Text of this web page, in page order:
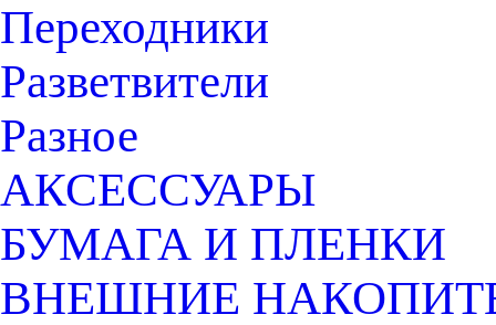
Переходники
Разветвители
Разное
АКСЕССУАРЫ
БУМАГА И ПЛЕНКИ
ВНЕШНИЕ